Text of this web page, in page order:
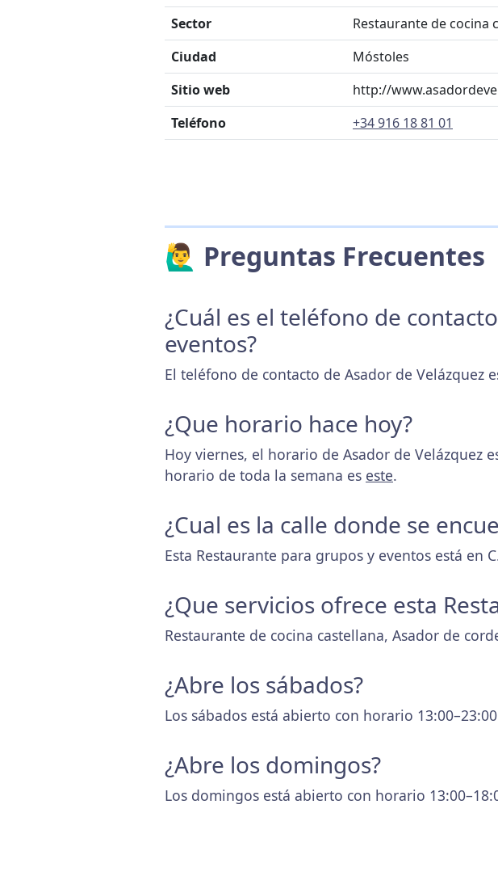
Sector
Restaurante de cocina
Ciudad
Móstoles
Sitio web
http://
Teléfono
+34 916 18 81 01
🙋‍♂️ Preguntas Frecuentes
¿Cuál es el teléfono de
eventos?
El teléfono de contacto de Asador de Velázquez
¿Que horario hace hoy?
Hoy viernes, el horario de Asador de Velázquez
horario de toda la semana es este.
¿Cual es la calle donde se
Esta Restaurante para grupos y eventos está en
¿Que servicios ofrece esta
Restaurante de cocina castellana, Asador de
¿Abre los sábados?
Los sábados está abierto con horario
¿Abre los domingos?
Los domingos está abierto con horario